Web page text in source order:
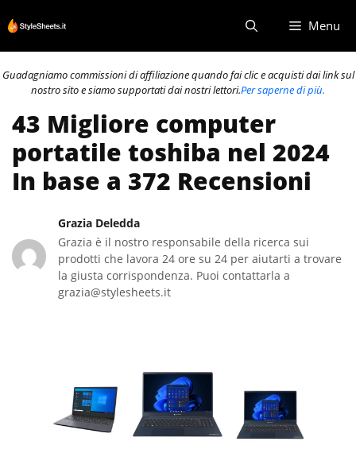
al
contenuto
Menu
Guadagniamo commissioni di affiliazione quando fai clic e acquisti dai link sul
nostro sito e siamo supportati dai nostri lettori.Per saperne di più.
43 Migliore computer
portatile toshiba nel 2024
In base a 372 Recensioni
Grazia Deledda
Grazia è il nostro responsabile della ricerca sui
prodotti che lavora 24 ore su 24 per aiutarti a trovare
la giusta corrispondenza. Puoi contattarla a
grazia@stylesheets.it